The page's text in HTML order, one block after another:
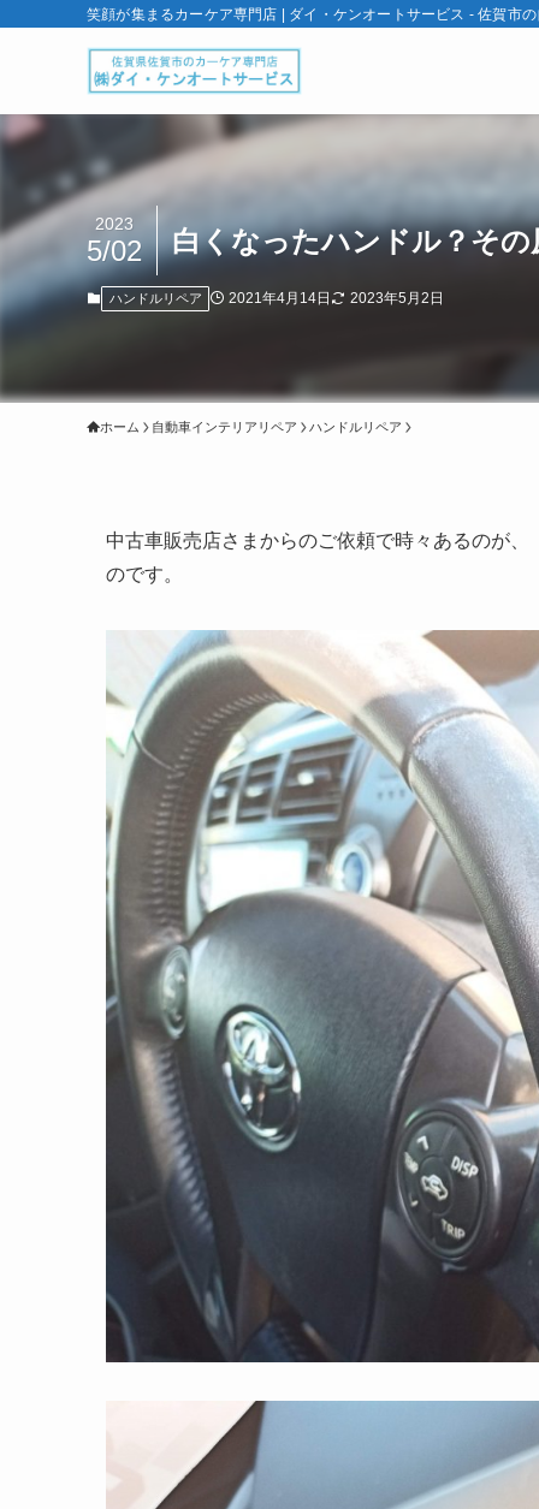
笑顔が集まるカーケア専門店 | ダイ・ケンオートサービス - 佐賀市
白くなったハンドル？そ
2023
5/02
ハンドルリペア 2021年4月14日 2023年5月2日
ホーム 自動車インテリアリペア ハンドルリペア
中古車販売店さまからのご依頼で時々あるのが
のです。